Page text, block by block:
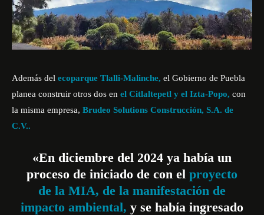
Además del ecoparque Tlalli-Malinche, el Gobierno de Puebla
planea construir otros dos en el Citlaltepetl y el Izta-Popo, con
la misma empresa, Brudeo Solutions Construcción, S.A. de
C.V..
«En diciembre del 2024 ya había un
proceso de iniciado de con el proyecto
de la MIA, de la manifestación de
impacto ambiental, y se había ingresado